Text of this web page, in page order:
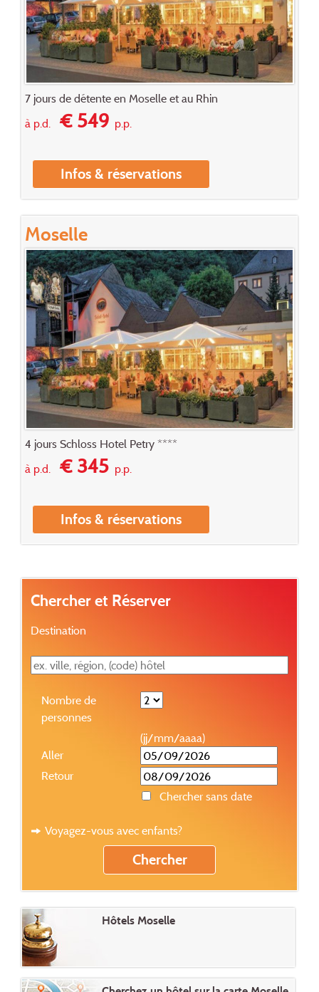
7 jours de détente en Moselle et au Rhin
à p.d.€ 549p.p.
Infos & réservations
Moselle
4 jours Schloss Hotel Petry ****
à p.d.€ 345p.p.
Infos & réservations
Chercher et Réserver
Destination
Nombre de
personnes
(jj/mm/aaaa)
Aller
Retour
Chercher sans date
Voyagez-vous avec enfants?
Hôtels Moselle